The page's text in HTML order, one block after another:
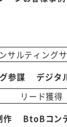
サルティング
参謀
デジタ
リード獲得
作
BtoBコン